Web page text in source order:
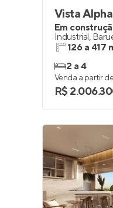
Vista
Em
Industrial,
126 a 417
2 a 4
Venda a partir de
R$